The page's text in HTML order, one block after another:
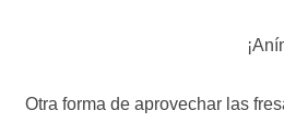
Otra forma de aprovechar las